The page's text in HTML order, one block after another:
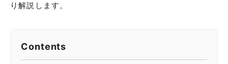
り解説します。
Contents